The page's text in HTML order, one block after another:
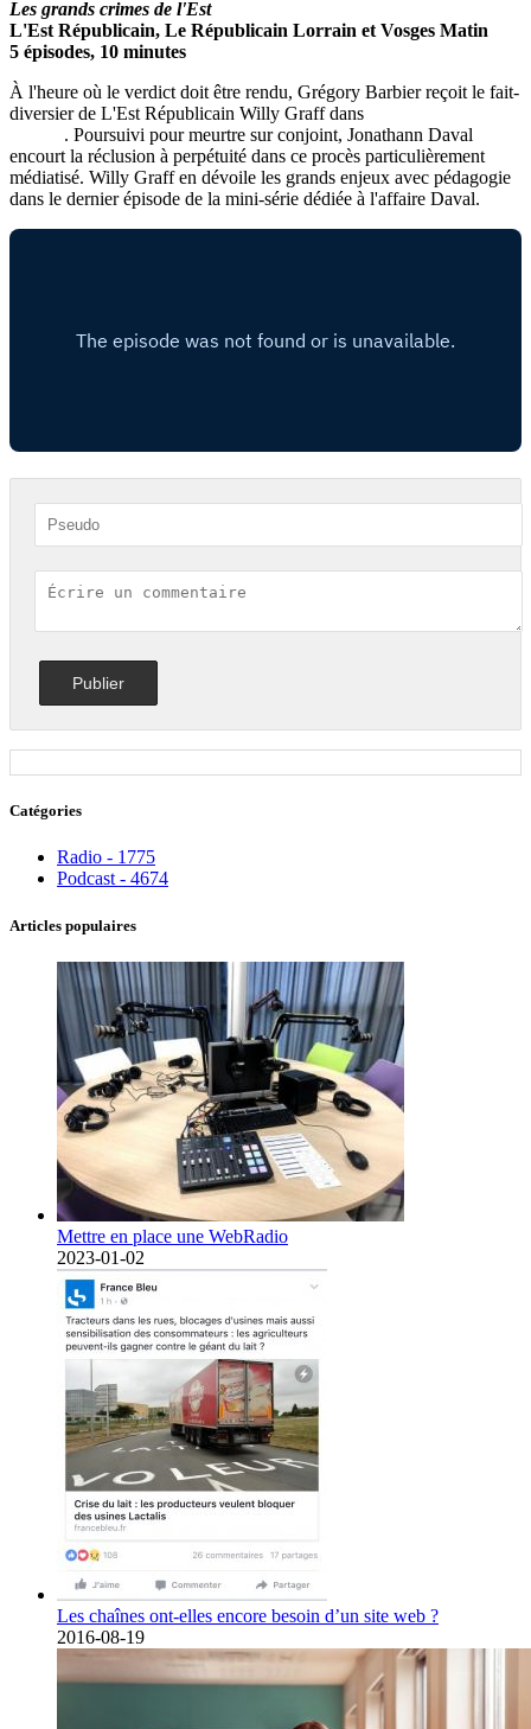
Les grands crimes de l'Est
L'Est Républicain, Le Républicain Lorrain et Vosges Matin
5 épisodes, 10 minutes
À l'heure où le verdict doit être rendu, Grégory Barbier reçoit le fait-
diversier de L'Est Républicain Willy Graff dans
. Poursuivi pour meurtre sur conjoint, Jonathann Daval
encourt la réclusion à perpétuité dans ce procès particulièrement
médiatisé. Willy Graff en dévoile les grands enjeux avec pédagogie
dans le dernier épisode de la mini-série dédiée à l'affaire Daval.
Catégories
Radio - 1775
Podcast - 4674
Articles populaires
Mettre en place une WebRadio
2023-01-02
Les chaînes ont-elles encore besoin d’un site web ?
2016-08-19